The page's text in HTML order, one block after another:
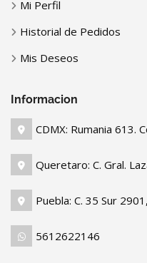
Mi Perfil
Historial de Pedidos
Mis Deseos
Informacion
CDMX: Rumania 613.
Queretaro: C. Gral.
Puebla: C. 35 Sur
5612622146